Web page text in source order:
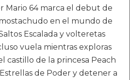
Mario 64 marca el debut de
en el mundo de
Escalada y volteretas
vuela mientras exploras
castillo de la princesa Peach
de Poder y detener a